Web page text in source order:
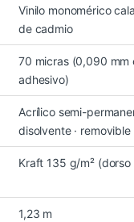
Vinilo monomérico
de cadmio
70 micras (0,090 mm
adhesivo)
Acrílico semi-
disolvente ·
Kraft 135 g/m² (dorso
1,23 m